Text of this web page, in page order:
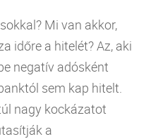
Mi van akkor,
időre a hitelét? Az, aki
negatív adósként
sem kap hitelt.
nagy kockázatot
a